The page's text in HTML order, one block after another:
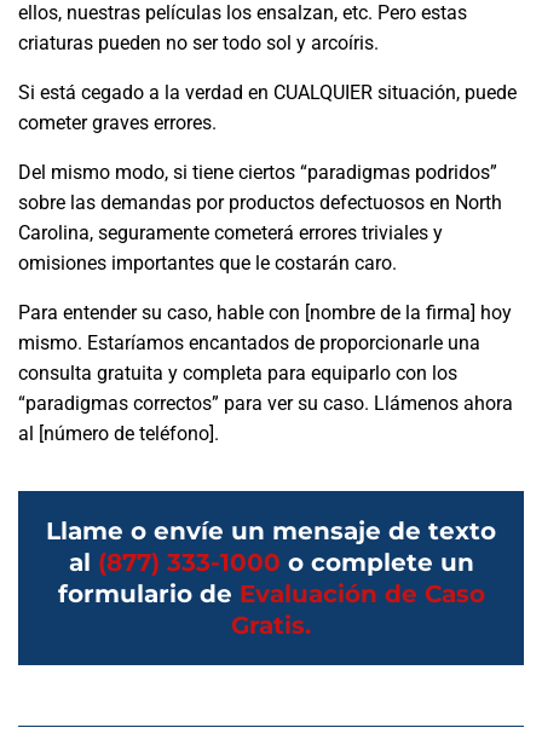
ellos, nuestras películas los ensalzan, etc. Pero estas
criaturas pueden no ser todo sol y arcoíris.
Si está cegado a la verdad en CUALQUIER situación, puede
cometer graves errores.
Del mismo modo, si tiene ciertos “paradigmas podridos”
sobre las demandas por productos defectuosos en North
Carolina, seguramente cometerá errores triviales y
omisiones importantes que le costarán caro.
Para entender su caso, hable con [nombre de la firma] hoy
mismo. Estaríamos encantados de proporcionarle una
consulta gratuita y completa para equiparlo con los
“paradigmas correctos” para ver su caso. Llámenos ahora
al [número de teléfono].
Llame o envíe un mensaje de texto
al (877) 333-1000 o complete un
formulario de Evaluación de Caso
Gratis.